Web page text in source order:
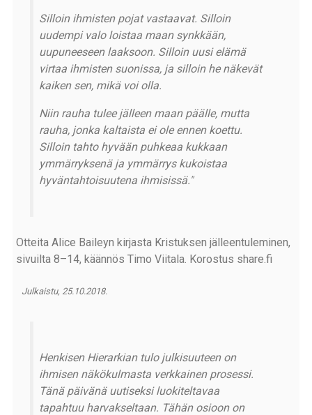
Silloin ihmisten pojat vastaavat. Silloin
uudempi valo loistaa maan synkkään,
uupuneeseen laaksoon. Silloin uusi elämä
virtaa ihmisten suonissa, ja silloin he näkevät
kaiken sen, mikä voi olla.
Niin rauha tulee jälleen maan päälle, mutta
rauha, jonka kaltaista ei ole ennen koettu.
Silloin tahto hyvään puhkeaa kukkaan
ymmärryksenä ja ymmärrys kukoistaa
hyväntahtoisuutena ihmisissä."
Otteita Alice Baileyn kirjasta Kristuksen jälleentuleminen,
sivuilta 8–14, käännös Timo Viitala. Korostus share.fi
Julkaistu, 25.10.2018.
Henkisen Hierarkian tulo julkisuuteen on
ihmisen näkökulmasta verkkainen prosessi.
Tänä päivänä uutiseksi luokiteltavaa
tapahtuu harvakseltaan. Tähän osioon on